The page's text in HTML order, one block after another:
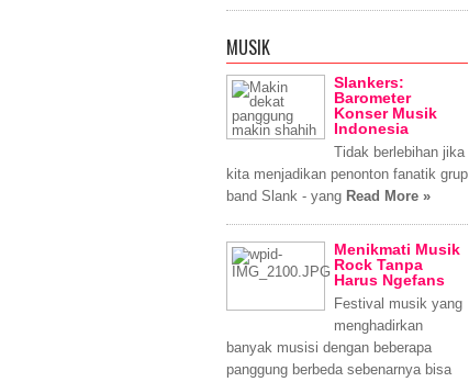
MUSIK
Slankers:
Barometer
Konser Musik
Indonesia
Tidak berlebihan jika
kita menjadikan penonton fanatik grup
band Slank - yang Read More »
Menikmati Musik
Rock Tanpa
Harus Ngefans
Festival musik yang
menghadirkan
banyak musisi dengan beberapa
panggung berbeda sebenarnya bisa